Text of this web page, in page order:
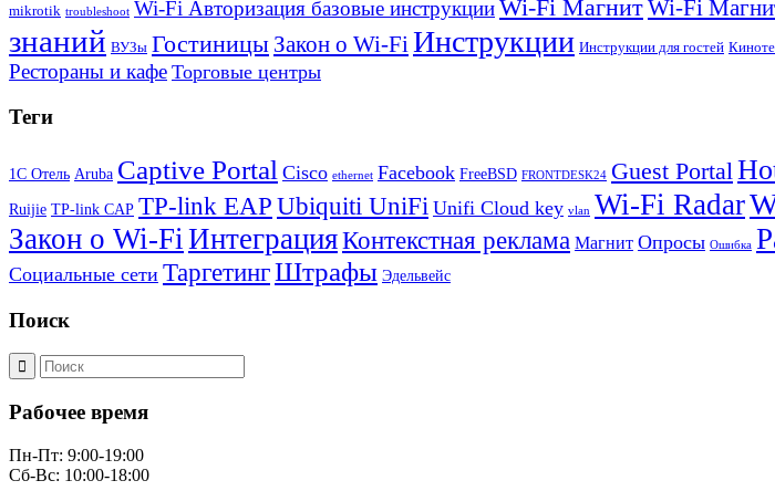
mikrotik troubleshoot Wi-Fi Авторизация базовые инструкцииWi-Fi МагнитWi-Fi
знаний ВУЗы Гостиницы Закон о Wi-FiИнструкции Инструкции для гостей
Рестораны и кафе Торговые центры
Теги
1С Отель Aruba Captive Portal Cisco ethernet Facebook FreeBSD FRONTDESK24 Guest Portal
Ruijie TP-link CAP TP-link EAP Ubiquiti UniFi Unifi Cloud key vlan Wi-Fi Radar
Закон о Wi-Fi ИнтеграцияКонтекстная реклама Магнит Опросы Ошибка
Социальные сети ТаргетингШтрафы Эдельвейс
Поиск
Рабочее время
Пн-Пт: 9:00-19:00
Сб-Вс: 10:00-18:00